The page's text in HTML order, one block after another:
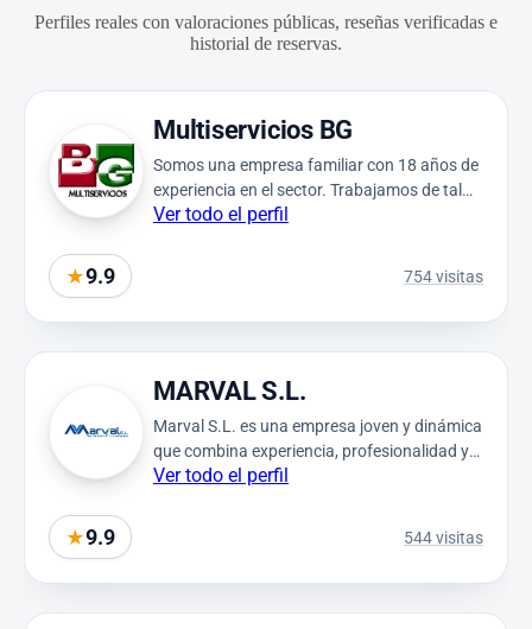
Perfiles reales con valoraciones públicas, reseñas verificadas e
historial de reservas.